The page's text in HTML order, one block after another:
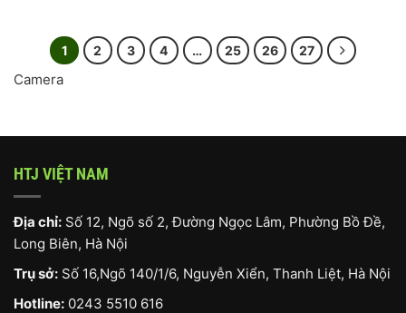
1 2 3 4 … 25 26 27
Camera
HTJ VIỆT NAM
Địa chỉ: Số 12, Ngõ số 2, Đường Ngọc Lâm, Phường Bồ Đề,
Long Biên, Hà Nội
Trụ sở: Số 16,Ngõ 140/1/6, Nguyễn Xiển, Thanh Liệt, Hà Nội
Hotline: 0243 5510 616